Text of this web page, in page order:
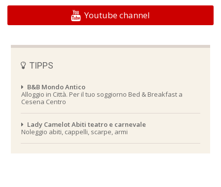
Youtube channel
TIPPS
B&B Mondo Antico
Alloggio in Città. Per il tuo soggiorno Bed & Breakfast a
Cesena Centro
Lady Camelot Abiti teatro e carnevale
Noleggio abiti, cappelli, scarpe, armi